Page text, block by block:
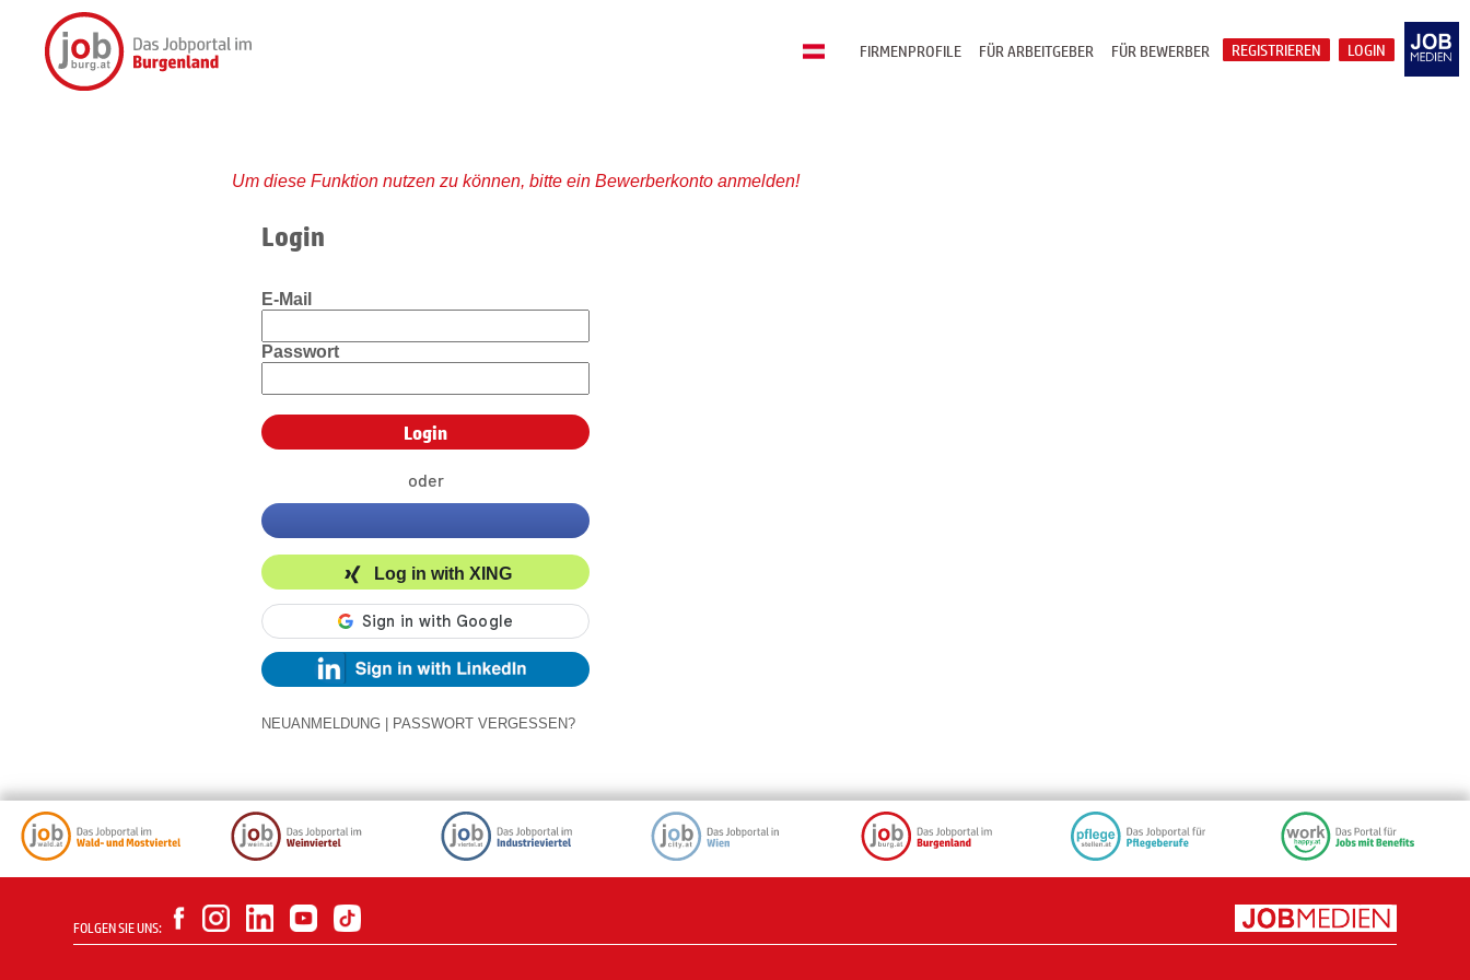
LOGIN
REGISTRIEREN
FÜR BEWERBER
FÜR ARBEITGEBER
FIRMENPROFILE
Um diese Funktion nutzen zu können, bitte ein Bewerberkonto anmelden!
Login
E-Mail
Passwort
oder
Log in with XING
NEUANMELDUNG PASSWORT VERGESSEN?
FOLGEN SIE UNS: